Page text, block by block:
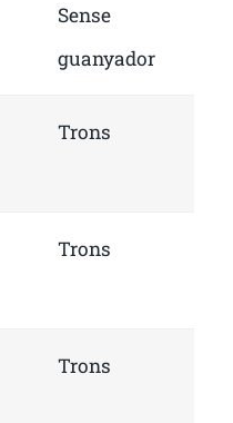
Sense
guanyador
Trons
Trons
Trons